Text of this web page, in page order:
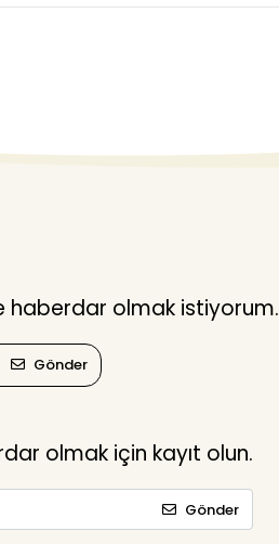
haberdar olmak istiyorum.
Gönder
olmak için kayıt olun.
Gönder